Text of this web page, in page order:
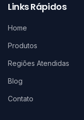
Links Rápidos
Home
Produtos
Regiões Atendidas
Blog
Contato